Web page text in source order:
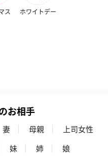
ス ホワイトデー
お相手
妻 母親
上司女性
妹 姉
娘